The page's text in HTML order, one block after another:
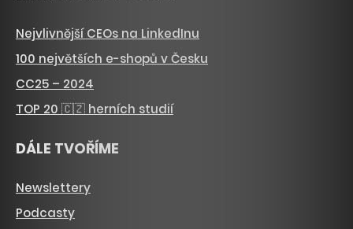
Nejvlivnější CEOs na LinkedInu
100 největších e-shopů v Česku
CC25 – 2024
TOP 20 🇨🇿 herních studií
DÁLE TVOŘÍME
Newslettery
Podcasty